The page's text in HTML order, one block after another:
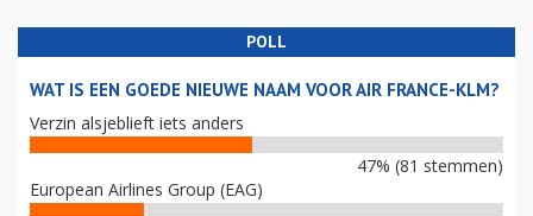
POLL
WAT IS EEN GOEDE NIEUWE NAAM VOOR AIR FRANCE-KLM?
Verzin alsjeblieft iets anders
47% (81 stemmen)
European Airlines Group (EAG)